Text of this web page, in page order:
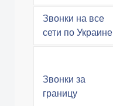
Звонки на все
сети по Украине
Звонки за
границу